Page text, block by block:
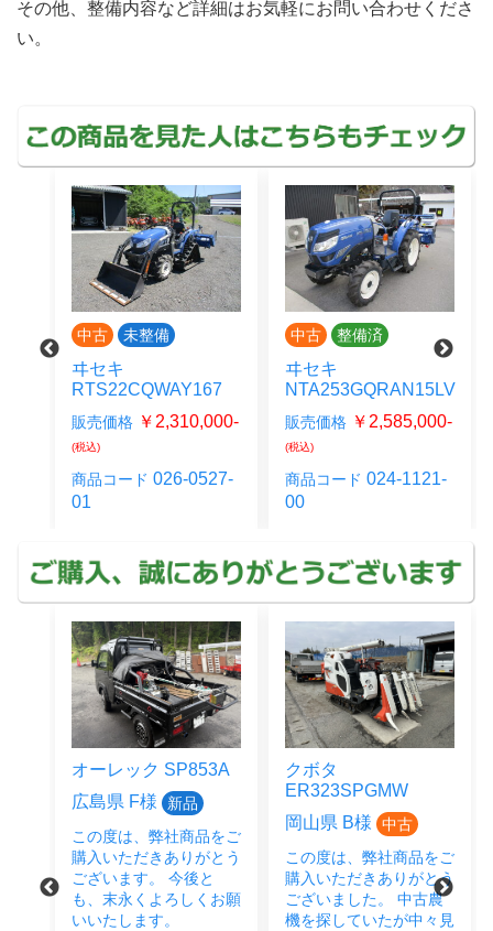
その他、整備内容など詳細はお気軽にお問い合わせくださ
い。
中古 未整備
ヰセキ
RTS22CQWAY167
販売価格 ￥2,310,000-
(税込)
商品コード 026-0527-
01
中古 整備済
ヰセキ
NTA253GQRAN15LV
販売価格 ￥2,585,000-
(税込)
商品コード 024-1121-
00
オーレック SP853A
広島県 F様
新品
この度は、弊社商品をご
購入いただきありがとう
ございます。 今後と
も、末永くよろしくお願
いいたします。
クボタ
ER323SPGMW
岡山県 B様
中古
この度は、弊社商品をご
購入いただきありがとう
ございました。 中古農
機を探していたが中々見